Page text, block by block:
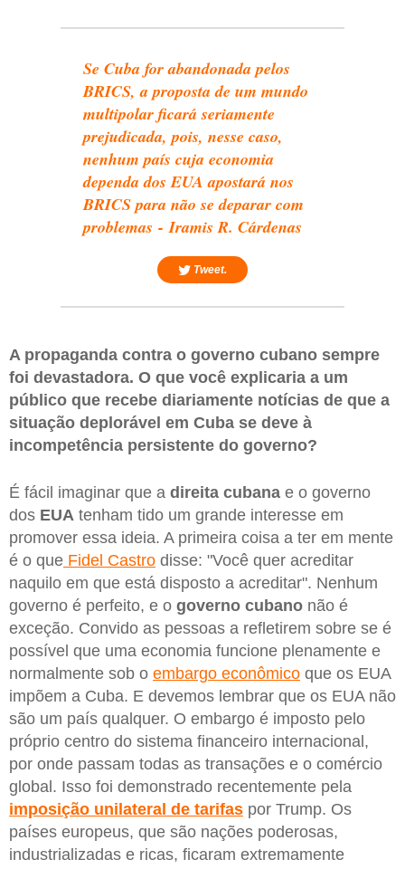
Se Cuba for abandonada pelos
BRICS, a proposta de um mundo
multipolar ficará seriamente
prejudicada, pois, nesse caso,
nenhum país cuja economia
dependa dos EUA apostará nos
BRICS para não se deparar com
problemas - Iramis R. Cárdenas
Tweet.
A propaganda contra o governo cubano sempre
foi devastadora. O que você explicaria a um
público que recebe diariamente notícias de que a
situação deplorável em Cuba se deve à
incompetência persistente do governo?
É fácil imaginar que a direita cubana e o governo
dos EUA tenham tido um grande interesse em
promover essa ideia. A primeira coisa a ter em mente
é o que Fidel Castro disse: "Você quer acreditar
naquilo em que está disposto a acreditar". Nenhum
governo é perfeito, e o governo cubano não é
exceção. Convido as pessoas a refletirem sobre se é
possível que uma economia funcione plenamente e
normalmente sob o embargo econômico que os EUA
impõem a Cuba. E devemos lembrar que os EUA não
são um país qualquer. O embargo é imposto pelo
próprio centro do sistema financeiro internacional,
por onde passam todas as transações e o comércio
global. Isso foi demonstrado recentemente pela
imposição unilateral de tarifas por Trump. Os
países europeus, que são nações poderosas,
industrializadas e ricas, ficaram extremamente